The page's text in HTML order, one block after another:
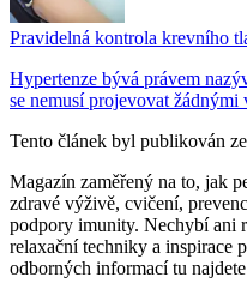
Pravidelná kontrola krevního
Hypertenze bývá právem
se nemusí projevovat žádnými
Tento článek byl publikován
Magazín zaměřený na to, jak
zdravé výživě, cvičení,
podpory imunity. Nechybí ani
relaxační techniky a inspirace
odborných informací tu